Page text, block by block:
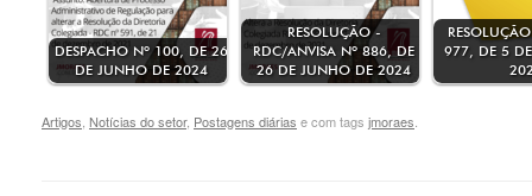
DESPACHO Nº 100, DE 26
DE JUNHO DE 2024
RESOLUÇÃO -
RDC/ANVISA Nº 886, DE
26 DE JUNHO DE 2024
977, DE 5
Artigos Notícias do setor, Postagens diárias e com tags jmoraes